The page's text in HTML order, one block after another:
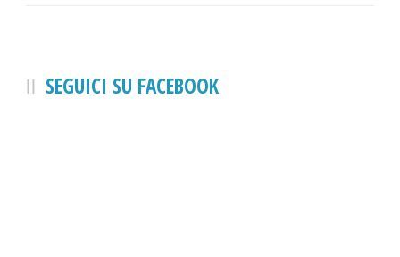
SEGUICI SU FACEBOOK